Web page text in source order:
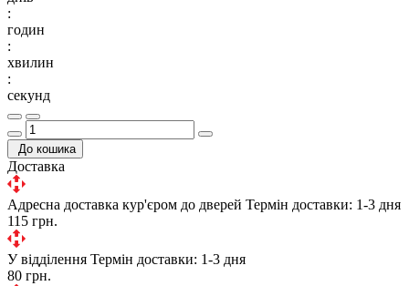
:
годин
:
хвилин
:
секунд
До кошика
Доставка
Адресна доставка кур'єром до дверей Термін доставки: 1-3 дня
115 грн.
У відділення Термін доставки: 1-3 дня
80 грн.